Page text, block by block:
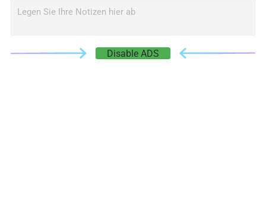
Legen Sie Ihre Notizen hier ab
Disable ADS